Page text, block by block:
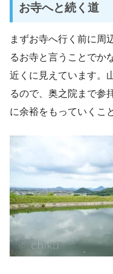
お寺へと続く道
まずお寺へ行く前に周
るお寺と言うことでか
近くに見えています。
るので、奥之院まで参
に余裕をもっていくこ